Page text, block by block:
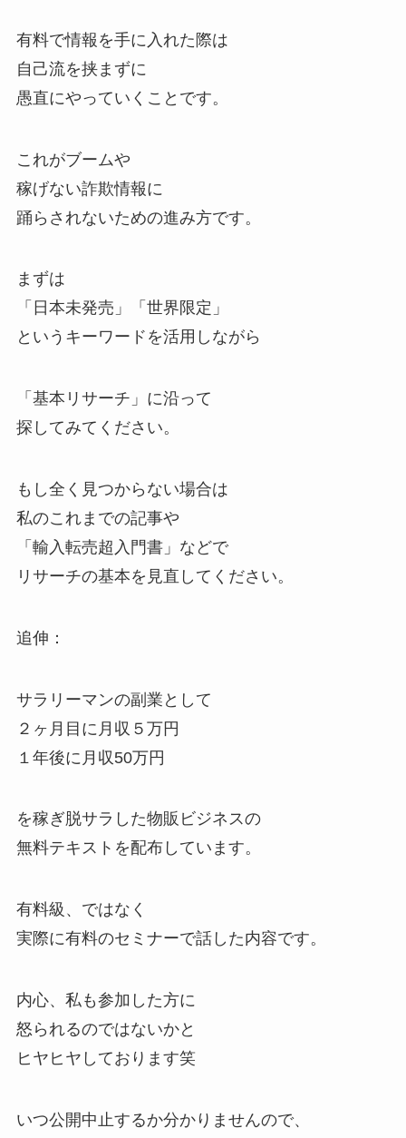
有料で情報を手に入れた際は
自己流を挟まずに
愚直にやっていくことです。
これがブームや
稼げない詐欺情報に
踊らされないための進み方です。
まずは
「日本未発売」「世界限定」
というキーワードを活用しながら
「基本リサーチ」に沿って
探してみてください。
もし全く見つからない場合は
私のこれまでの記事や
「輸入転売超入門書」などで
リサーチの基本を見直してください。
追伸：
サラリーマンの副業として
２ヶ月目に月収５万円
１年後に月収50万円
を稼ぎ脱サラした物販ビジネスの
無料テキストを配布しています。
有料級、ではなく
実際に有料のセミナーで話した内容です。
内心、私も参加した方に
怒られるのではないかと
ヒヤヒヤしております笑
いつ公開中止するか分かりませんので、